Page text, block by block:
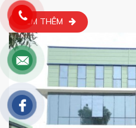
XEM THÊM